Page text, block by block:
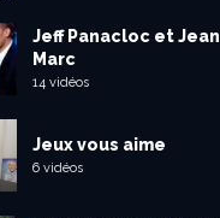
Jeff Panacloc et Jean
Marc
14 vidéos
Jeux vous aime
6 vidéos